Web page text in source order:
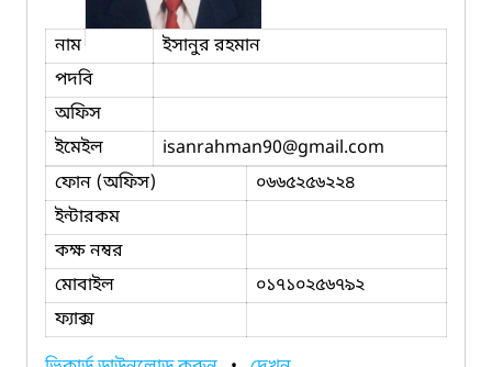
নাম
ইসানুর রহমান
পদবি
অফিস
ইমেইল
isanrahman90@gmail.com
ফোন (অফিস)
০৬৬৫২৫৬২২৪
ইন্টারকম
কক্ষ নম্বর
মোবাইল
০১৭১০২৫৬৭৯২
ফ্যাক্স